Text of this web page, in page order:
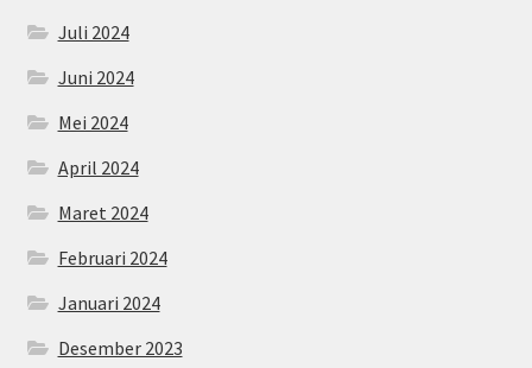
Juli 2024
Juni 2024
Mei 2024
April 2024
Maret 2024
Februari 2024
Januari 2024
Desember 2023